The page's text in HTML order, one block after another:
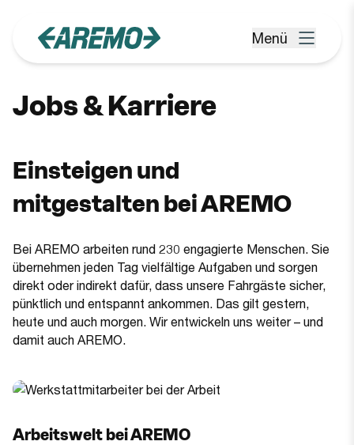
Menü öffnen
Menü
Jobs & Karriere
Einsteigen und
mitgestalten bei AREMO
Bei AREMO arbeiten rund 230 engagierte Menschen. Sie
übernehmen jeden Tag vielfältige Aufgaben und sorgen
direkt oder indirekt dafür, dass unsere Fahrgäste sicher,
pünktlich und entspannt ankommen. Das gilt gestern,
heute und auch morgen. Wir entwickeln uns weiter – und
damit auch AREMO.
Arbeitswelt bei AREMO